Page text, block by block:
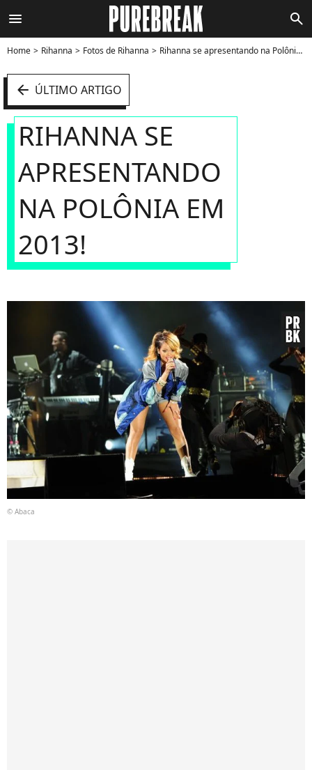
menu search
Home Rihanna Fotos de Rihanna Rihanna se apresentando na Polônia em 2013! - Foto
arrow_left ÚLTIMO ARTIGO
RIHANNA SE
APRESENTANDO
NA POLÔNIA EM
2013!
© Abaca